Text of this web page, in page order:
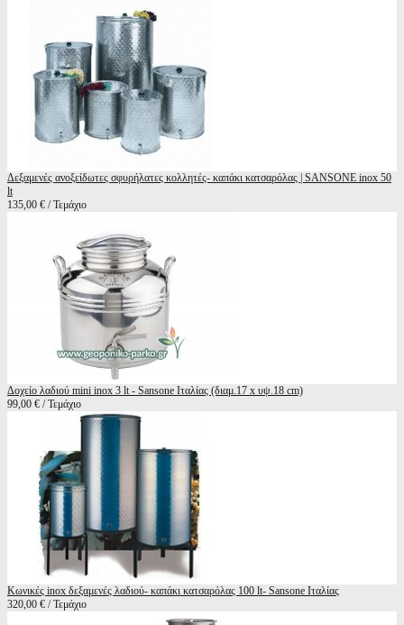
Δεξαμενές ανοξείδωτες σφυρήλατες κολλητές- καπάκι κατσαρόλας | SANSONE inox 50
lt
135,00 € / Τεμάχιο
Δοχείο λαδιού mini inox 3 lt - Sansone Ιταλίας (διαμ.17 x υψ.18 cm)
99,00 € / Τεμάχιο
Κωνικές inox δεξαμενές λαδιού- καπάκι κατσαρόλας 100 lt- Sansone Ιταλίας
320,00 € / Τεμάχιο